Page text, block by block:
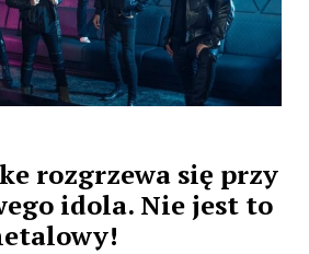
rozgrzewa się przy
idola. Nie jest to